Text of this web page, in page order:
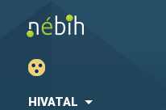
HIVATAL